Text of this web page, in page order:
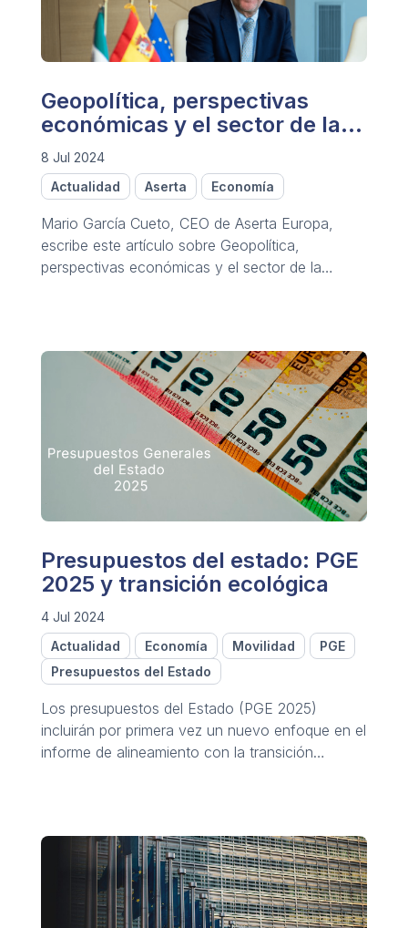
Geopolítica, perspectivas
económicas y el sector de la
caución
8 Jul 2024
Actualidad
Aserta Economía
Mario García Cueto, CEO de Aserta Europa,
escribe este artículo sobre Geopolítica,
perspectivas económicas y el sector de la
Presupuestos del estado: PGE
2025 y transición ecológica
4 Jul 2024
Actualidad
Economía Movilidad
PGE
Presupuestos del Estado
Los presupuestos del Estado (PGE 2025)
incluirán por primera vez un nuevo enfoque en el
informe de alineamiento con la transición